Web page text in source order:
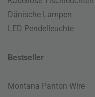
Dänische Lampen
LED Pendelleuchte
Bestseller
Montana Panton Wire